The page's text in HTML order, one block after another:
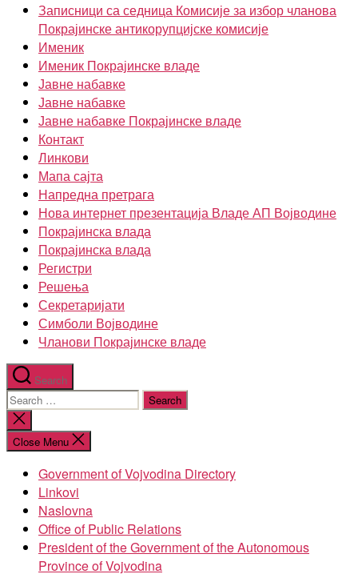
Записници са седница Комисије за избор чланова
Покрајинске антикорупцијске комисије
Именик
Именик Покрајинске владе
Јавне набавке
Јавне набавке
Јавне набавке Покрајинске владе
Контакт
Линкови
Мапа сајта
Напредна претрага
Нова интернет презентација Владе АП Војводине
Покрајинска влада
Покрајинска влада
Регистри
Решења
Секретаријати
Симболи Војводине
Чланови Покрајинске владе
Search
Search
for:
Close
search
Close Menu
Government of Vojvodina Directory
Linkovi
Naslovna
Office of Public Relations
President of the Government of the Autonomous
Province of Vojvodina